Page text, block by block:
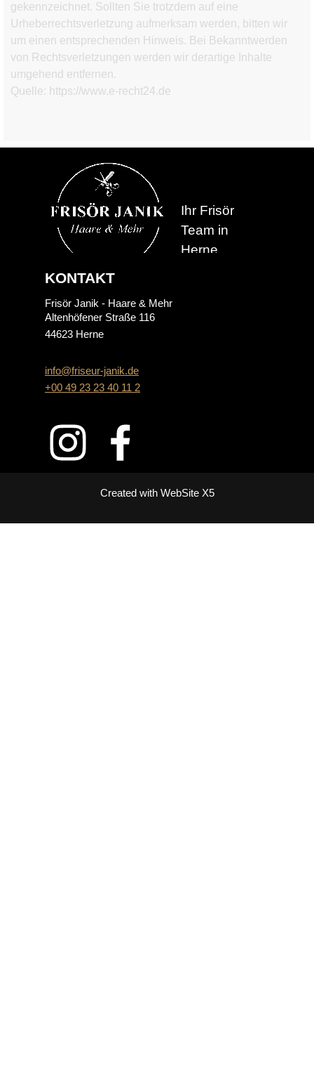
gekennzeichnet. Sollten Sie trotzdem auf eine
Urheberrechtsverletzung aufmerksam werden, bitten wir
um einen entsprechenden Hinweis. Bei Bekanntwerden
von Rechtsverletzungen werden wir derartige Inhalte
umgehend entfernen.
Quelle: https://www.e-recht24.de
Ihr Frisör
Team in
Herne
Created with WebSite X5
KONTAKT
Frisör Janik - Haare & Mehr
Altenhöfener Straße 116
44623 Herne
info@friseur-janik.de
+00 49 23 23 40 11 2